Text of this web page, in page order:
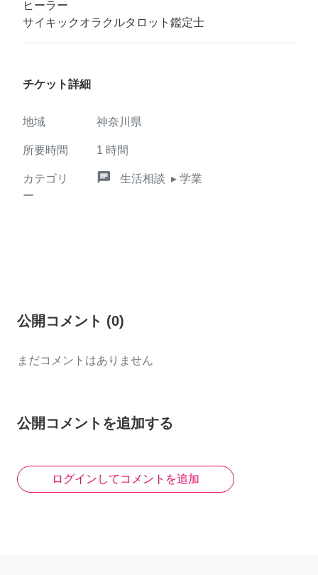
ヒーラー
サイキックオラクルタロット鑑定士
チケット詳細
地域 神奈川県
所要時間 1 時間
カテゴリ
ー
chat 生活相談 ▸ 学業
公開コメント (0)
まだコメントはありません
公開コメントを追加する
ログインしてコメントを追加